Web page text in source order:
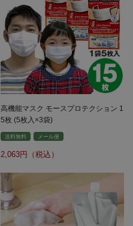
高機能マスク モースプロテクション 1
5枚 (5枚入×3袋)
送料無料 メール便
2,063